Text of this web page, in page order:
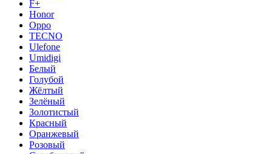
F+
Honor
Oppo
TECNO
Ulefone
Umidigi
Белый
Голубой
Жёлтый
Зелёный
Золотистый
Красный
Оранжевый
Розовый